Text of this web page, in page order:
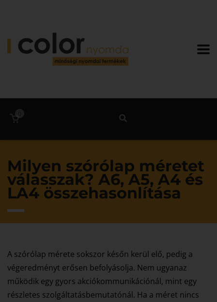
0
Milyen szórólap méretet
válasszak? A6, A5, A4 és
LA4 összehasonlítása
A szórólap mérete sokszor későn kerül elő, pedig a
végeredményt erősen befolyásolja. Nem ugyanaz
működik egy gyors akciókommunikációnál, mint egy
részletes szolgáltatásbemutatónál. Ha a méret nincs